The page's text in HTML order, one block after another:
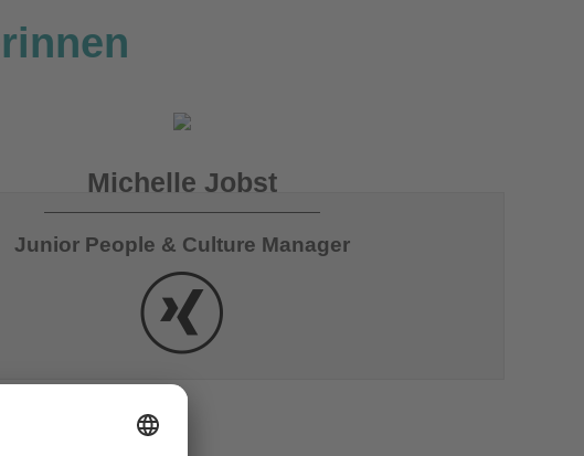
Michelle Jobst
Junior People & Culture Manager